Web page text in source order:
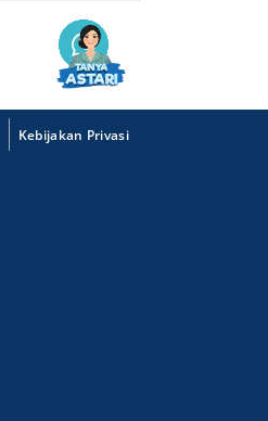
Kebijakan Privasi